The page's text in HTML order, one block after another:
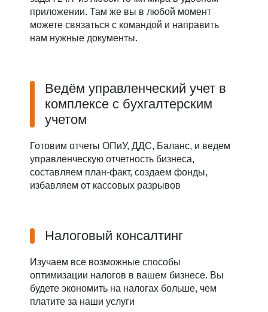
приложении. Там же вы в любой момент
можете связаться с командой и направить
нам нужные документы.
Ведём управленческий учет в
комплексе с бухгалтерским
учетом
Готовим отчеты ОПиУ, ДДС, Баланс, и ведем
управленческую отчетность бизнеса,
составляем план-факт, создаем фонды,
избавляем от кассовых разрывов
Налоговый консалтинг
Изучаем все возможные способы
оптимизации налогов в вашем бизнесе. Вы
будете экономить на налогах больше, чем
платите за наши услуги